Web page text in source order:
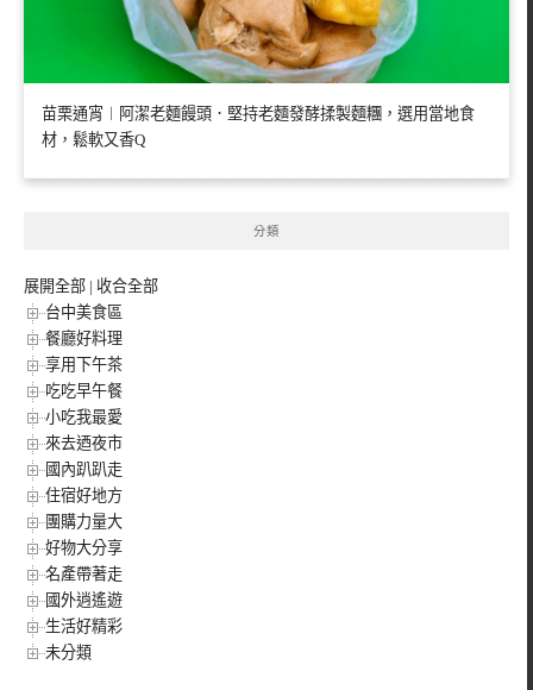
苗栗通宵︱阿潔老麵饅頭．堅持老麵發酵揉製麵糰，選用當地食
材，鬆軟又香Q
分類
展開全部 | 收合全部
台中美食區
餐廳好料理
享用下午茶
吃吃早午餐
小吃我最愛
來去迺夜市
國內趴趴走
住宿好地方
團購力量大
好物大分享
名產帶著走
國外逍遙遊
生活好精彩
未分類